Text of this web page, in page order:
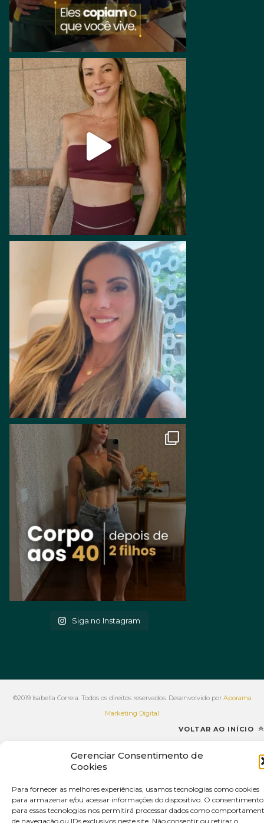
Gerenciar Consentimento de
Cookies
Para fornecer as melhores experiências, usamos tecnologias como cookies
para armazenar e/ou acessar informações do dispositivo. O consentimento
para essas tecnologias nos permitirá processar dados como
de navegação ou IDs exclusivos neste site. Não consentir ou retirar o
Siga no Instagram
©2019 Isabella Correia. Todos os direitos reservados. Desenvolvido por Aporama
Marketing Digital
VOLTAR AO INÍCIO